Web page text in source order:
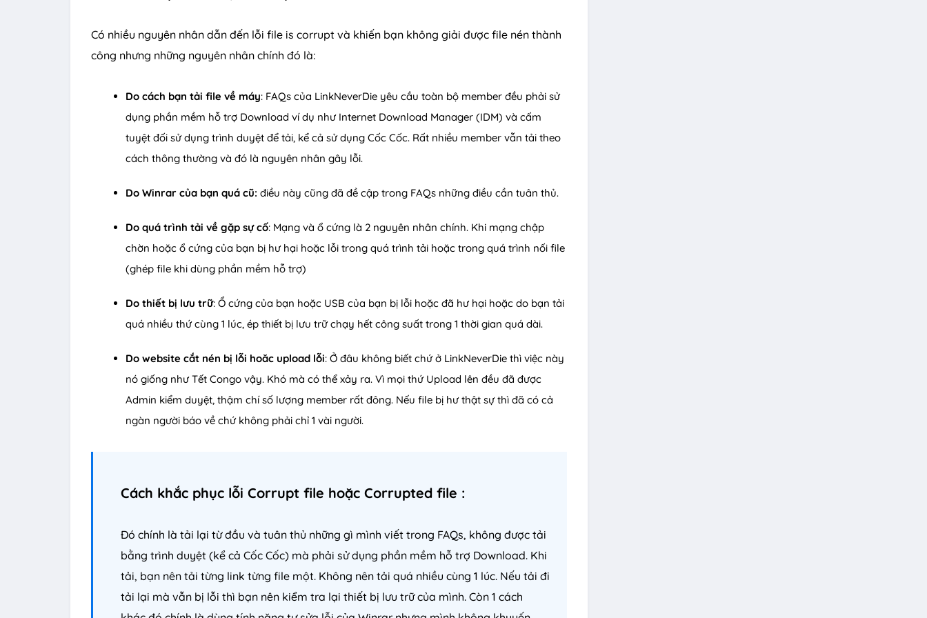
Có nhiều nguyên nhân dẫn đến lỗi file is corrupt và khiến bạn không giải được file nén thành
công nhưng những nguyên nhân chính đó là:
Do cách bạn tải file về máy: FAQs của LinkNeverDie yêu cầu toàn bộ member đều phải sử
dụng phần mềm hỗ trợ Download ví dụ như Internet Download Manager (IDM) và cấm
tuyệt đối sử dụng trình duyệt để tải, kể cả sử dụng Cốc Cốc. Rất nhiều member vẫn tải theo
cách thông thường và đó là nguyên nhân gây lỗi.
Do Winrar của bạn quá cũ: điều này cũng đã đề cập trong FAQs những điều cần tuân thủ.
Do quá trình tải về gặp sự cố: Mạng và ổ cứng là 2 nguyên nhân chính. Khi mạng chập
chờn hoặc ổ cứng của bạn bị hư hại hoặc lỗi trong quá trình tải hoặc trong quá trình nối file
(ghép file khi dùng phần mềm hỗ trợ)
Do thiết bị lưu trữ: Ổ cứng của bạn hoặc USB của bạn bị lỗi hoặc đã hư hại hoặc do bạn tải
quá nhiều thứ cùng 1 lúc, ép thiết bị lưu trữ chạy hết công suất trong 1 thời gian quá dài.
Do website cắt nén bị lỗi hoăc upload lỗi: Ở đâu không biết chứ ở LinkNeverDie thì việc này
nó giống như Tết Congo vậy. Khó mà có thể xảy ra. Vì mọi thứ Upload lên đều đã được
Admin kiểm duyệt, thậm chí số lượng member rất đông. Nếu file bị hư thật sự thì đã có cả
ngàn người báo về chứ không phải chỉ 1 vài người.
Cách khắc phục lỗi Corrupt file hoặc Corrupted file :
Đó chính là tải lại từ đầu và tuân thủ những gì mình viết trong FAQs, không được tải
bằng trình duyệt (kể cả Cốc Cốc) mà phải sử dụng phần mềm hỗ trợ Download. Khi
tải, bạn nên tải từng link từng file một. Không nên tải quá nhiều cùng 1 lúc. Nếu tải đi
tải lại mà vẫn bị lỗi thì bạn nên kiểm tra lại thiết bị lưu trữ của mình. Còn 1 cách